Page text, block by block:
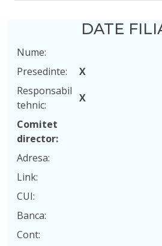
DATE
Nume:
Presedinte:
X
Responsabil
tehnic:
X
Comitet
director:
Adresa:
Link:
CUI:
Banca:
Cont: